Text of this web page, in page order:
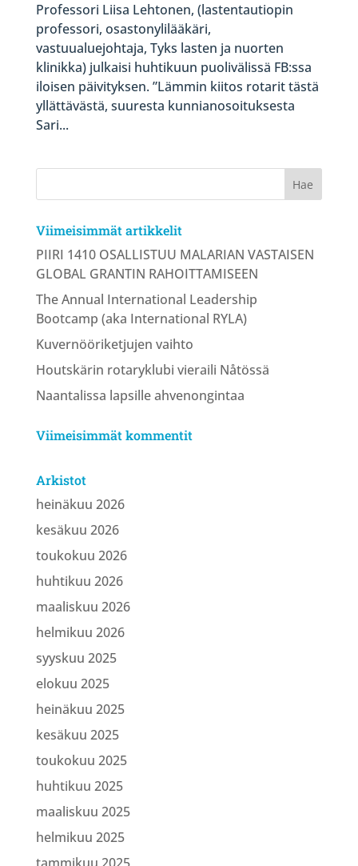
Professori Liisa Lehtonen, (lastentautiopin
professori, osastonylilääkäri,
vastuualuejohtaja, Tyks lasten ja nuorten
klinikka) julkaisi huhtikuun puolivälissä FB:ssa
iloisen päivityksen. ”Lämmin kiitos rotarit tästä
yllättävästä, suuresta kunnianosoituksesta
Sari...
Viimeisimmät artikkelit
PIIRI 1410 OSALLISTUU MALARIAN VASTAISEN
GLOBAL GRANTIN RAHOITTAMISEEN
The Annual International Leadership
Bootcamp (aka International RYLA)
Kuvernööriketjujen vaihto
Houtskärin rotaryklubi vieraili Nåtössä
Naantalissa lapsille ahvenongintaa
Viimeisimmät kommentit
Arkistot
heinäkuu 2026
kesäkuu 2026
toukokuu 2026
huhtikuu 2026
maaliskuu 2026
helmikuu 2026
syyskuu 2025
elokuu 2025
heinäkuu 2025
kesäkuu 2025
toukokuu 2025
huhtikuu 2025
maaliskuu 2025
helmikuu 2025